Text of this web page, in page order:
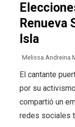
Renueva
Isla
Melissa Andreina
El cantante
por su
compartió un
redes sociales